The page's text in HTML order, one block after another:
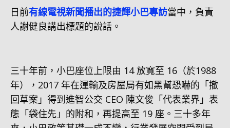
日前有線電視新聞播出的捷輝小巴專訪當中，負責
人謝健良講出標題的說話。
三十年前，小巴座位上限由 14 放寬至 16（於1988
年），2017 年在運輸及房屋局有如黑幫恐嚇的「撤
回草案」得到進智公交 CEO 陳文俊「代表業界」表
態「袋住先」的附和，再提高至 19 座。三十多年